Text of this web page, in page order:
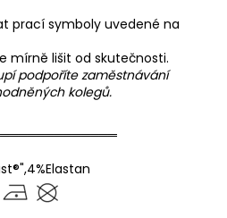
prací symboly uvedené na
mírně lišit od skutečnosti.
podpoříte zaměstnávání
kolegů.